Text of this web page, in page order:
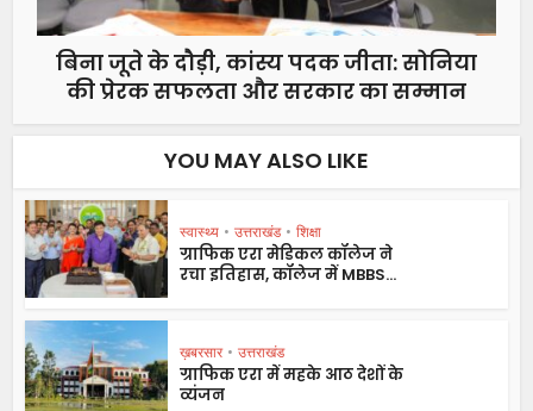
बिना जूते के दौड़ी, कांस्य पदक जीता: सोनिया
की प्रेरक सफलता और सरकार का सम्मान
YOU MAY ALSO LIKE
स्वास्थ्य • उत्तराखंड • शिक्षा
ग्राफिक एरा मेडिकल कॉलेज ने
रचा इतिहास, कॉलेज में MBBS...
ख़बरसार • उत्तराखंड
ग्राफिक एरा में महके आठ देशों के
व्यंजन